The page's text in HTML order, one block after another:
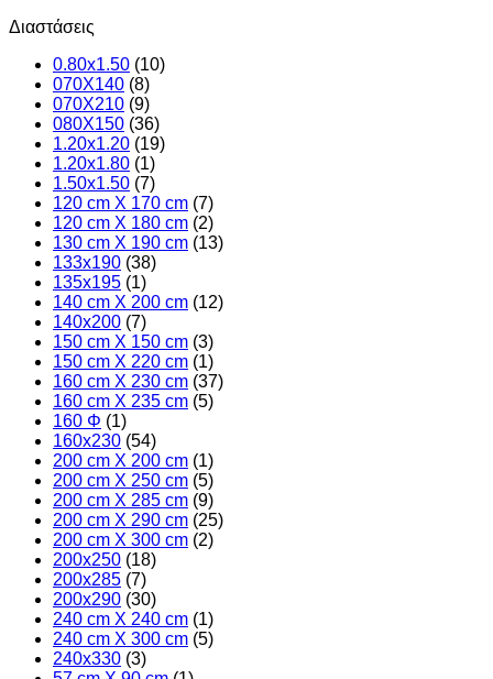
Διαστάσεις
0.80x1.50 (10)
070X140 (8)
070X210 (9)
080X150 (36)
1.20x1.20 (19)
1.20x1.80 (1)
1.50x1.50 (7)
120 cm X 170 cm (7)
120 cm X 180 cm (2)
130 cm X 190 cm (13)
133x190 (38)
135x195 (1)
140 cm X 200 cm (12)
140x200 (7)
150 cm X 150 cm (3)
150 cm X 220 cm (1)
160 cm X 230 cm (37)
160 cm X 235 cm (5)
160 Φ (1)
160x230 (54)
200 cm X 200 cm (1)
200 cm X 250 cm (5)
200 cm X 285 cm (9)
200 cm X 290 cm (25)
200 cm X 300 cm (2)
200x250 (18)
200x285 (7)
200x290 (30)
240 cm X 240 cm (1)
240 cm X 300 cm (5)
240x330 (3)